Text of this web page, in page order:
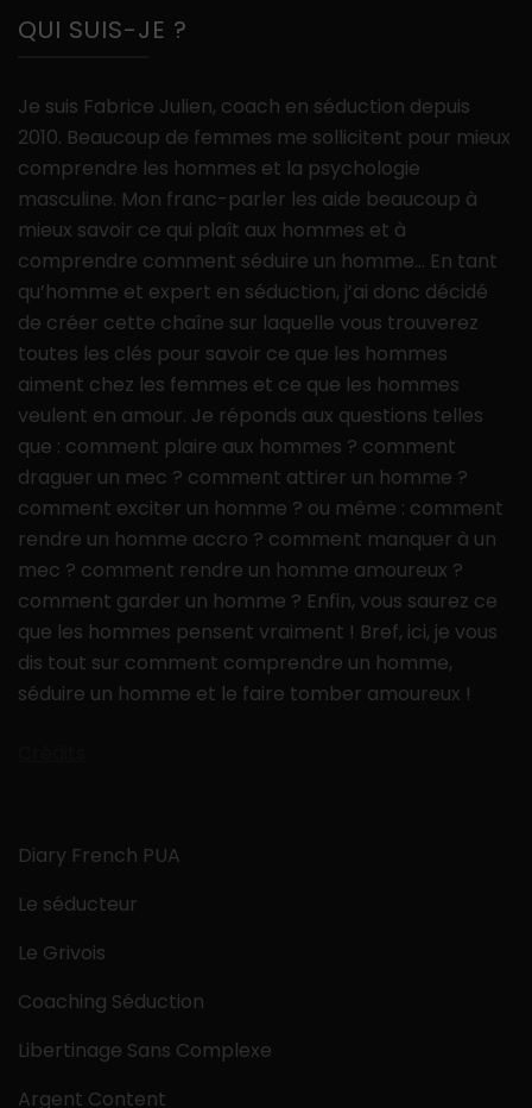
QUI SUIS-JE ?
Je suis Fabrice Julien, coach en séduction depuis
2010. Beaucoup de femmes me sollicitent pour mieux
comprendre les hommes et la psychologie
masculine. Mon franc-parler les aide beaucoup à
mieux savoir ce qui plaît aux hommes et à
comprendre comment séduire un homme… En tant
qu’homme et expert en séduction, j’ai donc décidé
de créer cette chaîne sur laquelle vous trouverez
toutes les clés pour savoir ce que les hommes
aiment chez les femmes et ce que les hommes
veulent en amour. Je réponds aux questions telles
que : comment plaire aux hommes ? comment
draguer un mec ? comment attirer un homme ?
comment exciter un homme ? ou même : comment
rendre un homme accro ? comment manquer à un
mec ? comment rendre un homme amoureux ?
comment garder un homme ? Enfin, vous saurez ce
que les hommes pensent vraiment ! Bref, ici, je vous
dis tout sur comment comprendre un homme,
séduire un homme et le faire tomber amoureux !
Diary French PUA
Le séducteur
Le Grivois
Coaching Séduction
Libertinage Sans Complexe
Argent Content